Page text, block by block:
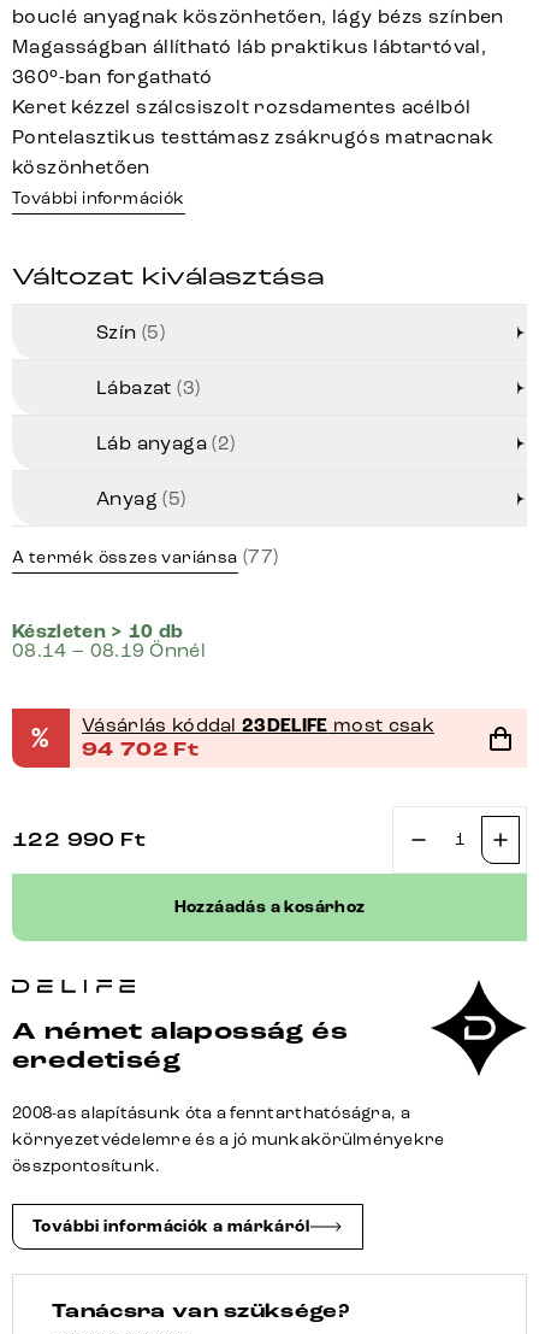
bouclé anyagnak köszönhetően, lágy bézs színben
Magasságban állítható láb praktikus lábtartóval,
360°-ban forgatható
Keret kézzel szálcsiszolt rozsdamentes acélból
Pontelasztikus testtámasz zsákrugós matracnak
köszönhetően
További információk
Változat kiválasztása
Szín (5)
Lábazat(3)
Láb anyaga(2)
Anyag(5)
A termék összes variánsa (77)
Készleten > 10 db
08.14 – 08.19 Önnél
% Vásárlás kóddal23DELIFE most csak
94 702 Ft
122 990 Ft
bouclé
forgatható
magasságban
rozsdamentes
acél
Hozzáadás a kosárhoz
A német alaposság és
eredetiség
2008-as alapításunk óta a fenntarthatóságra, a
környezetvédelemre és a jó munkakörülményekre
összpontosítunk.
További információk a márkáról
Tanácsra van szüksége?